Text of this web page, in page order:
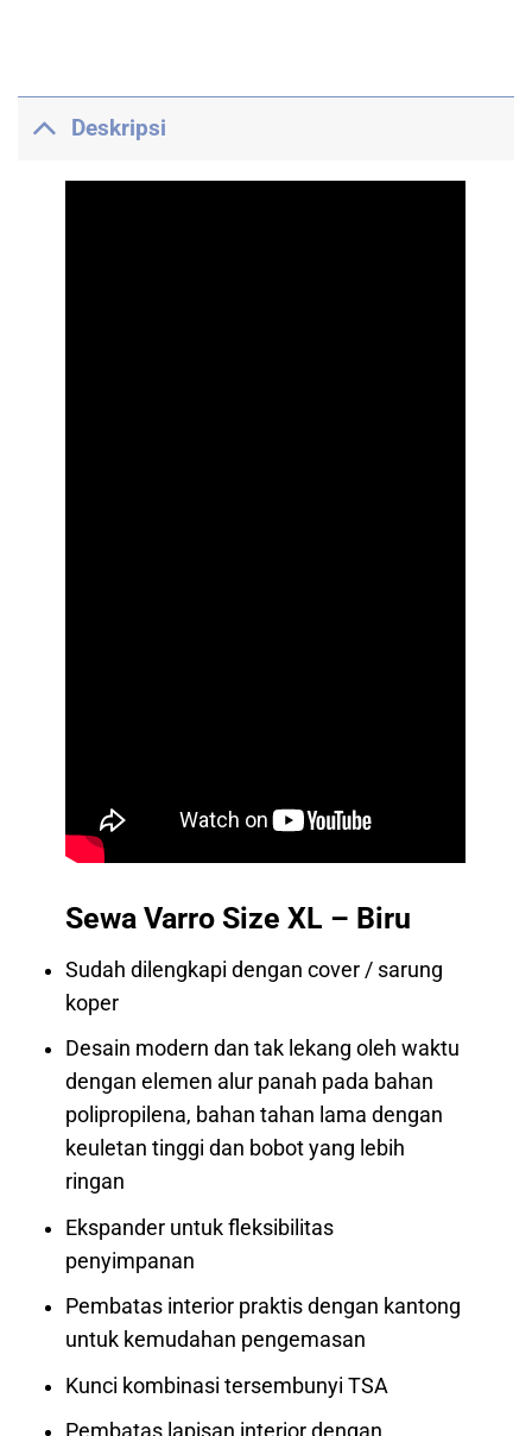
Deskripsi
Sewa Varro Size XL – Biru
Sudah dilengkapi dengan cover / sarung
koper
Desain modern dan tak lekang oleh waktu
dengan elemen alur panah pada bahan
polipropilena, bahan tahan lama dengan
keuletan tinggi dan bobot yang lebih
ringan
Ekspander untuk fleksibilitas
penyimpanan
Pembatas interior praktis dengan kantong
untuk kemudahan pengemasan
Kunci kombinasi tersembunyi TSA